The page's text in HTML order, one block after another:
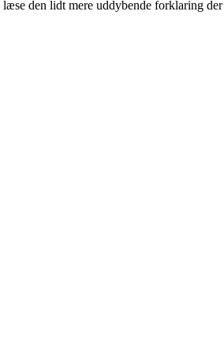
den lidt mere uddybende forklaring